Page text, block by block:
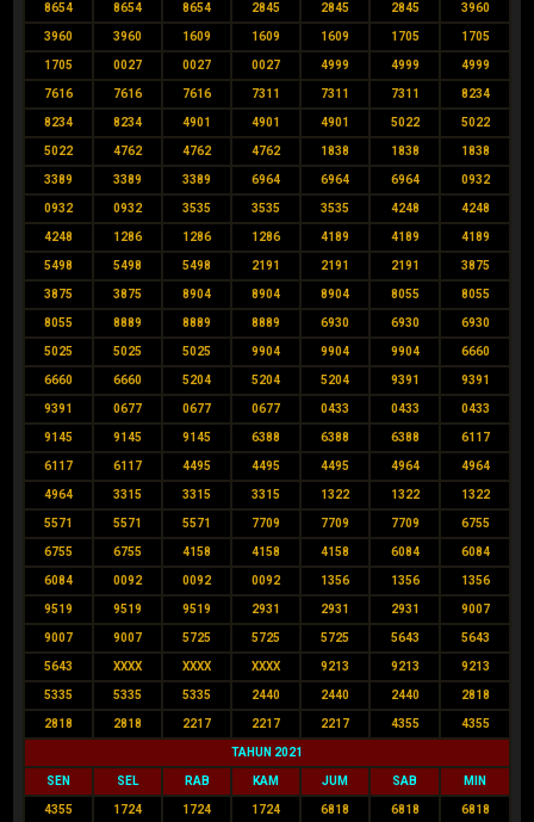
8654 8654 8654 2845 2845 2845 3960
3960 3960 1609 1609 1609 1705 1705
1705 0027 0027 0027 4999 4999 4999
7616 7616 7616 7311 7311 7311 8234
8234 8234 4901 4901 4901 5022 5022
5022 4762 4762 4762 1838 1838 1838
3389 3389 3389 6964 6964 6964 0932
0932 0932 3535 3535 3535 4248 4248
4248 1286 1286 1286 4189 4189 4189
5498 5498 5498 2191 2191 2191 3875
3875 3875 8904 8904 8904 8055 8055
8055 8889 8889 8889 6930 6930 6930
5025 5025 5025 9904 9904 9904 6660
6660 6660 5204 5204 5204 9391 9391
9391 0677 0677 0677 0433 0433 0433
9145 9145 9145 6388 6388 6388 6117
6117 6117 4495 4495 4495 4964 4964
4964 3315 3315 3315 1322 1322 1322
5571 5571 5571 7709 7709 7709 6755
6755 6755 4158 4158 4158 6084 6084
6084 0092 0092 0092 1356 1356 1356
9519 9519 9519 2931 2931 2931 9007
9007 9007 5725 5725 5725 5643 5643
5643 XXXX XXXX XXXX 9213 9213 9213
5335 5335 5335 2440 2440 2440 2818
2818 2818 2217 2217 2217 4355 4355
TAHUN 2021
SEN SEL RAB KAM JUM SAB MIN
4355 1724 1724 1724 6818 6818 6818